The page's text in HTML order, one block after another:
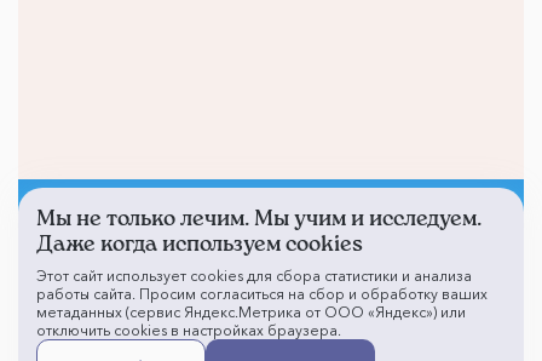
Не смогли записаться к
врачу?
Написать о проблеме
Мы не только лечим. Мы учим и исследуем.
Даже когда используем cookies
Этот сайт использует cookies для сбора статистики и анализа
работы сайта. Просим согласиться на сбор и обработку ваших
метаданных (сервис Яндекс.Метрика от ООО «Яндекс») или
отключить cookies в настройках браузера.